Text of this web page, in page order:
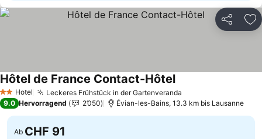
Teilen
2 Sterne
Hotel Leckeres Frühstück in der Gartenveranda
Hôtel de France Contact-HôtelPreise sehen
9.0 Hervorragend 2’050 Évian-les-Bains, 13.3 km bis Lausanne
Ab CHF 91